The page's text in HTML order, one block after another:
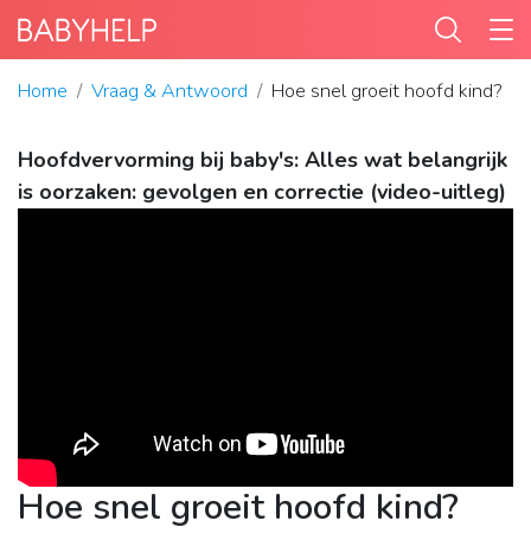
Home Vraag & Antwoord Hoe snel groeit hoofd kind?
Hoofdvervorming bij baby's: Alles wat belangrijk
is oorzaken: gevolgen en correctie (video-uitleg)
Hoe snel groeit hoofd kind?